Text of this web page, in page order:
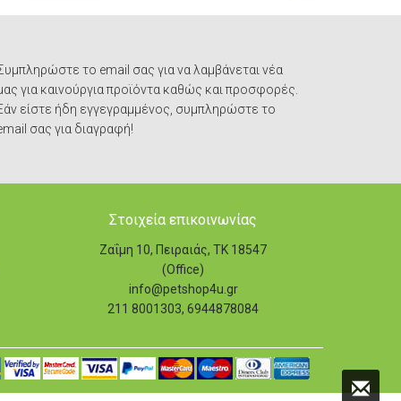
το email σας για να λαμβάνεται νέα
μας για καινούργια προϊόντα καθώς και προσφορές.
είστε ήδη εγγεγραμμένος, συμπληρώστε το
email σας για διαγραφή!
Στοιχεία επικοινωνίας
Ζαΐμη 10, Πειραιάς, ΤΚ 18547
(Office)
info@petshop4u.gr
211 8001303, 6944878084